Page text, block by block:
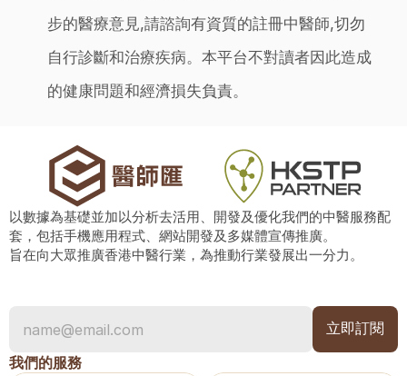
步的醫療意見,請諮詢有資質的註冊中醫師,切勿
自行診斷和治療疾病。本平台不對讀者因此造成
的健康問題和經濟損失負責。
以數據為基礎並加以分析去活用、開發及優化我們的中醫服務配
套，包括手機應用程式、網站開發及多媒體宣傳推廣。
旨在向大眾推廣香港中醫行業，為推動行業發展出一分力。
我們的服務